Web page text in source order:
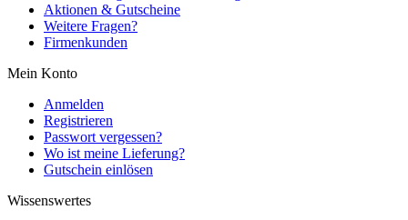
Aktionen & Gutscheine
Weitere Fragen?
Firmenkunden
Mein Konto
Anmelden
Registrieren
Passwort vergessen?
Wo ist meine Lieferung?
Gutschein einlösen
Wissenswertes